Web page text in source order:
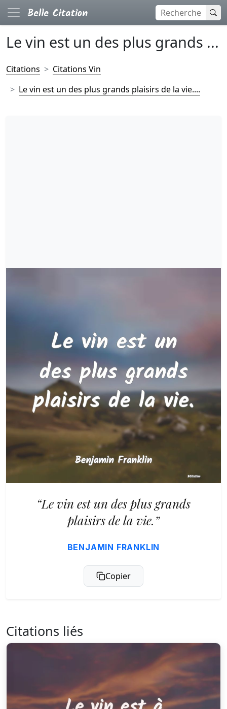
Le vin est un des plus grands ...
Citations
Citations Vin
Le vin est un des plus grands plaisirs de la vie....
“Le vin est un des plus grands
plaisirs de la vie.”
BENJAMIN FRANKLIN
Copier
Citations liés